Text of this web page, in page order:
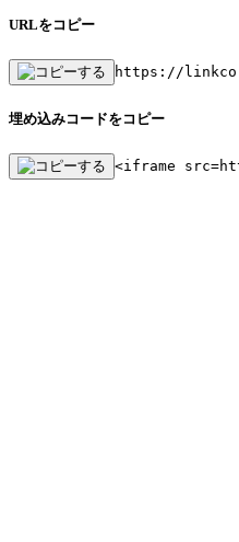
URLをコピー
https://
埋め込みコードをコピー
<iframe